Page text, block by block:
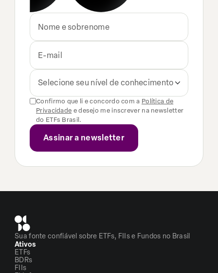
Selecione seu nível de conhecimento
Confirmo que li e concordo com a Política de
Privacidade e desejo me inscrever na newsletter
do ETFs Brasil.
Sua fonte confiável sobre ETFs, FIIs e Fundos no Brasil
Ativos
ETFs
BDRs
FIIs